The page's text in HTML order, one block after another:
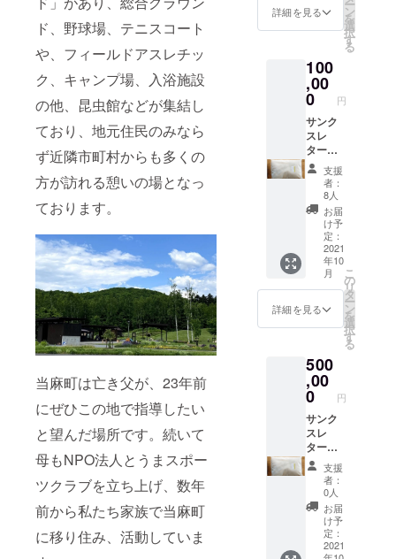
ド、野球場、テニスコート
や、フィールドアスレチッ
ク、キャンプ場、入浴施設
の他、昆虫館などが集結し
ており、地元住民のみなら
ず近隣市町村からも多くの
方が訪れる憩いの場となっ
ております。
当麻町は亡き父が、23年前
にぜひこの地で指導したい
と望んだ場所です。続いて
母もNPO法人とうまスポー
ツクラブを立ち上げ、数年
前から私たち家族で当麻町
に移り住み、活動していま
お入れ
欄に入
力して
くださ
い。
に、ご
ご記入
くださ
い
和4年4
月～令
和5年3
休館日
を除
く） 全
道最高
品質の
当麻米
（ゆめ
ぴり
か）５
Kg ま
たは木
製卓上
カレン
ダー ※
ご支援
の際に
ご希望
の品を
備考欄
にご記
さい。
詳細を見る ー
ン
を
選
択
す
る
100
,00
0 円
サンク
スレ
ター
（感謝
の手紙
をお送
りしま
す） ジ
ム利用
回数券
20枚(有
効期
限：令
和4年4
月～令
和5年3
日 休
館日を
除く）
全道最
高品質
の当麻
米（ゆ
めぴり
か）
10Kg
または
木製卓
上カレ
ンダー
支援
者：
8人
お届
け予
定：
2021
年10
月
詳細を見る
こ
の
リ
タ
ー
ン
を
選
択
す
る
500
,00
0 円
サンク
スレ
ター
（感謝
の手紙
をお送
りしま
す） ジ
ム利用5
年間無
支援
者：
0人
お届
け予
定：
2021